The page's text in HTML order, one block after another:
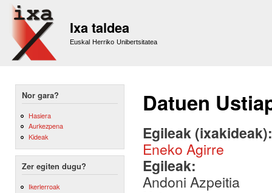
Ixa taldea
Euskal Herriko Unibertsitatea
Nor gara?
Hasiera
Aurkezpena
Kideak
Zer egiten dugu?
Ikerlerroak
Datuen
Egileak
Eneko Agirre
Egileak:
Andoni Azpeitia